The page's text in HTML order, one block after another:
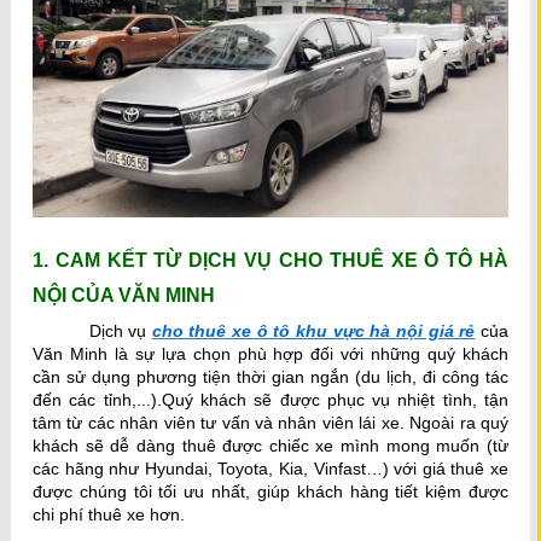
1. CAM KẾT TỪ DỊCH VỤ CHO THUÊ XE Ô TÔ HÀ
NỘI CỦA VĂN MINH
Dịch vụ cho thuê xe ô tô khu vực hà nội giá rẻ của
Văn Minh là sự lựa chọn phù hợp đối với những quý khách
cần sử dụng phương tiện thời gian ngắn (du lịch, đi công tác
đến các tỉnh,...).Quý khách sẽ được phục vụ nhiệt tình, tận
tâm từ các nhân viên tư vấn và nhân viên lái xe. Ngoài ra quý
khách sẽ dễ dàng thuê được chiếc xe mình mong muốn (từ
các hãng như Hyundai, Toyota, Kia, Vinfast…) với giá thuê xe
được chúng tôi tối ưu nhất, giúp khách hàng tiết kiệm được
chi phí thuê xe hơn.